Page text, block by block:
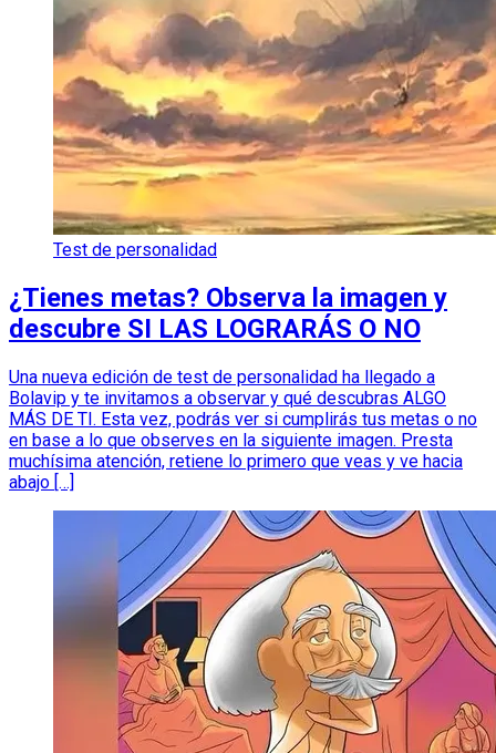
Test de personalidad
¿Tienes metas? Observa la imagen y
descubre SI LAS LOGRARÁS O NO
Una nueva edición de test de personalidad ha llegado a
Bolavip y te invitamos a observar y qué descubras ALGO
MÁS DE TI. Esta vez, podrás ver si cumplirás tus metas o no
en base a lo que observes en la siguiente imagen. Presta
muchísima atención, retiene lo primero que veas y ve hacia
abajo […]